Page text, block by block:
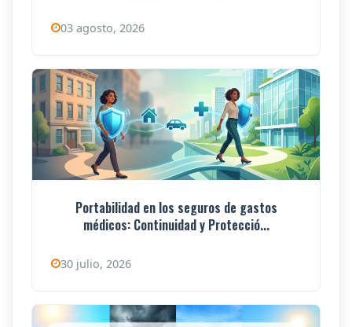
03 agosto, 2026
Portabilidad en los seguros de gastos
médicos: Continuidad y Protecció...
30 julio, 2026